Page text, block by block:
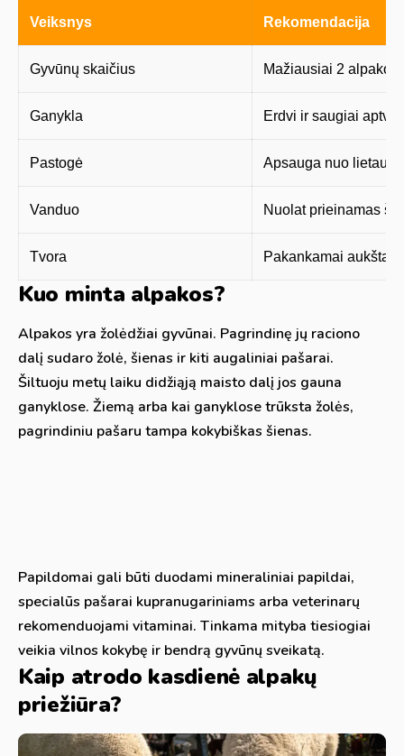
Veiksnys Rekomendacija
Gyvūnų skaičius Mažiausiai 2 alpakos
Ganykla Erdvi ir saugiai
Pastogė Apsauga nuo lietaus,
Vanduo Nuolat prieinamas
Tvora Pakankamai aukšta
Kuo minta alpakos?
Alpakos yra žolėdžiai gyvūnai. Pagrindinę jų raciono
dalį sudaro žolė, šienas ir kiti augaliniai pašarai.
Šiltuoju metų laiku didžiąją maisto dalį jos gauna
ganyklose. Žiemą arba kai ganyklose trūksta žolės,
pagrindiniu pašaru tampa kokybiškas šienas.
Papildomai gali būti duodami mineraliniai papildai,
specialūs pašarai kupranugariniams arba veterinarų
rekomenduojami vitaminai. Tinkama mityba tiesiogiai
veikia vilnos kokybę ir bendrą gyvūnų sveikatą.
Kaip atrodo kasdienė alpakų
priežiūra?